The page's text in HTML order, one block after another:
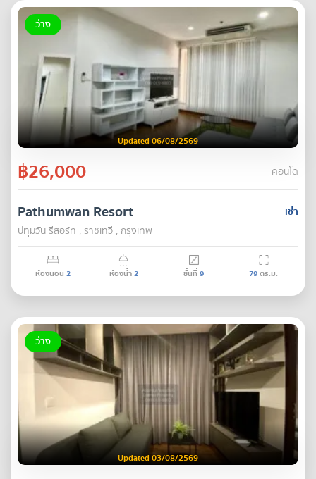
ว่าง
Updated 06/08/2569
฿26,000 คอนโด
เช่า
Pathumwan Resort
ปทุมวัน รีสอร์ท , ราชเทวี , กรุงเทพ
ห้องนอน 2 ห้องน้ำ2 ชั้นที่9 79ตร.ม.
ว่าง
Updated 03/08/2569